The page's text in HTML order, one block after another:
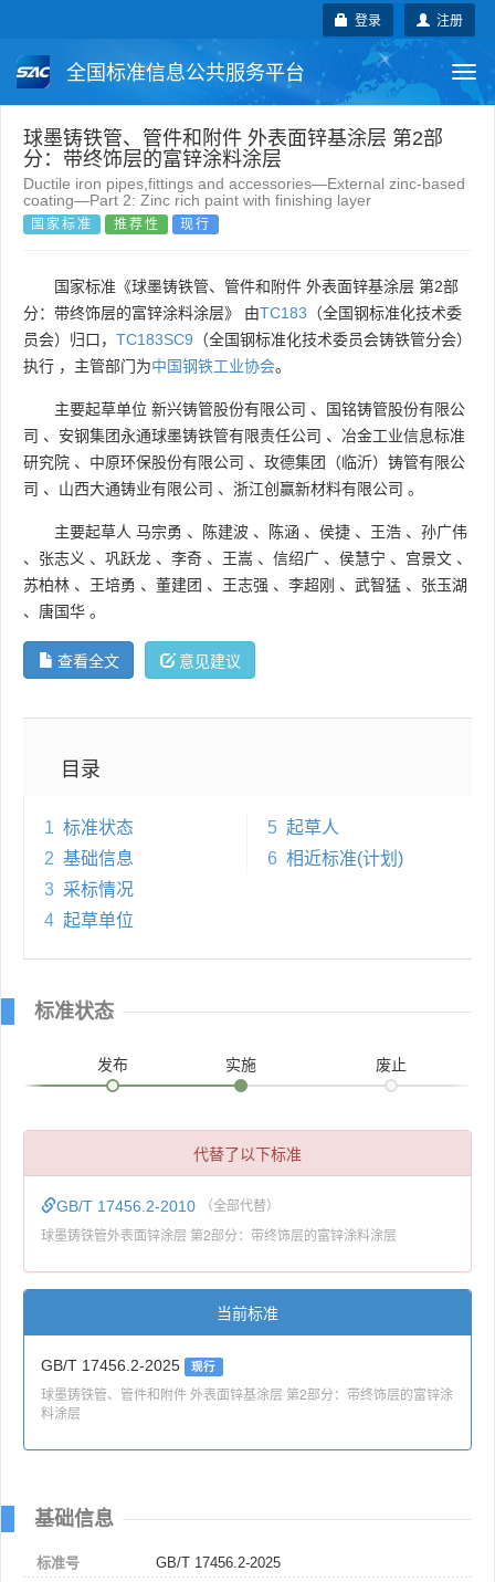
注册
登录
全国标准信息公共服务平台
国家标准 行业标准 地方标准
团体标准 企业标准 国际标准
球墨铸铁管、管件和附件 外表面锌基涂层 第2部
分：带终饰层的富锌涂料涂层
Ductile iron pipes,fittings and accessories—External zinc-based
coating—Part 2: Zinc rich paint with finishing layer
国家标准 推荐性 现行
国家标准《球墨铸铁管、管件和附件 外表面锌基涂层 第2部
分：带终饰层的富锌涂料涂层》 由TC183 （全国钢标准化技术委
员会）归口， TC183SC9 （全国钢标准化技术委员会铸铁管分会）
执行 ，主管部门为中国钢铁工业协会。
主要起草单位 新兴铸管股份有限公司 、
国铭铸管股份有限公
司 、 安钢集团永通球墨铸铁管有限责任公司 、 冶金工业信息标准
研究院 、 中原环保股份有限公司 、 玫德集团（临沂）铸管有限公
司 、 山西大通铸业有限公司 、 浙江创赢新材料有限公司 。
主要起草人 马宗勇 、 陈建波 、 陈涵 、 侯捷 、 王浩 、 孙广伟
、 张志义 、 巩跃龙 、 李奇 、 王嵩 、 信绍广 、 侯慧宁 、 宫景文 、
苏柏林 、 王培勇 、 董建团 、 王志强 、 李超刚 、 武智猛 、 张玉湖
、 唐国华 。
查看全文 意见建议
目录
1 标准状态
2 基础信息
3 采标情况
4 起草单位
5 起草人
6 相近标准(计划)
标准状态
发布 实施 废止
代替了以下标准
GB/T 17456.2-2010 （全部代替）
球墨铸铁管外表面锌涂层 第2部分：带终饰层的富锌涂料涂层
当前标准
GB/T 17456.2-2025 现行
球墨铸铁管、管件和附件 外表面锌基涂层 第2部分：带终饰层的富锌涂
料涂层
基础信息
标准号
GB/T 17456.2-2025